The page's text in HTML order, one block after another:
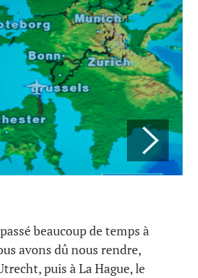
beaucoup de temps à
avons dû nous rendre,
puis à La Hague, le